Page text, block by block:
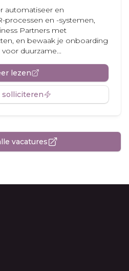
automatiseer en
processen en -systemen,
Partners met
en bewaak je onboarding
duurzame...
lezen
solliciteren
vacatures